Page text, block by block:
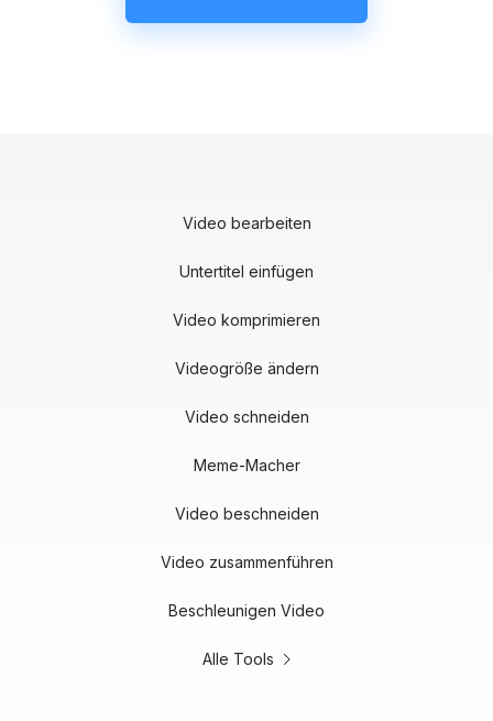
Video bearbeiten
Untertitel einfügen
Video komprimieren
Videogröße ändern
Video schneiden
Meme-Macher
Video beschneiden
Video zusammenführen
Beschleunigen Video
Alle Tools